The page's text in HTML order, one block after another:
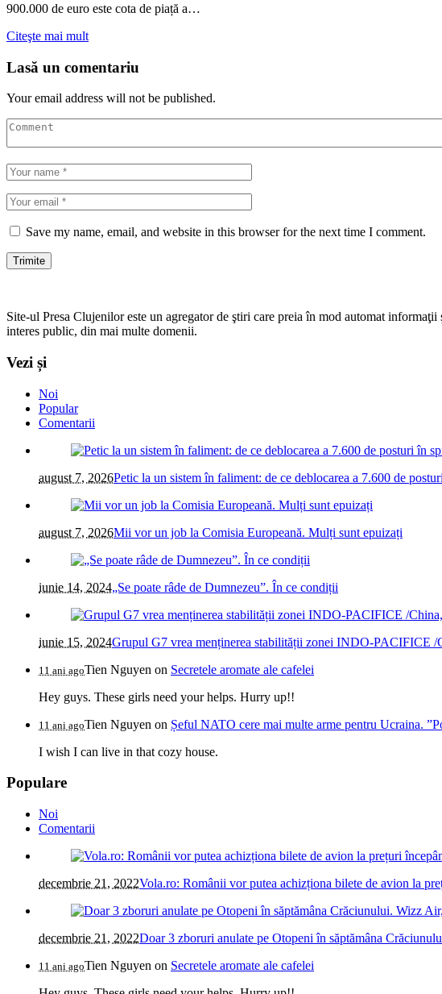
900.000 de euro este cota de piață a…
Citeşte mai mult
Lasă un comentariu
Your email address will not be published.
Save my name, email, and website in this browser for the next time I comment.
Site-ul Presa Clujenilor este un agregator de ştiri care preia în mod automat
interes public, din mai multe domenii.
Vezi și
Noi
Popular
Comentarii
august 7, 2026Petic la un sistem în faliment: de ce deblocarea a 7.600 de
august 7, 2026Mii vor un job la Comisia Europeană. Mulți sunt epuizați
iunie 14, 2024„Se poate râde de Dumnezeu”. În ce condiții
iunie 15, 2024Grupul G7 vrea menținerea stabilității zonei INDO-PACIFICE /
11 ani agoTien Nguyen on Secretele aromate ale cafelei
Hey guys. These girls need your helps. Hurry up!!
11 ani agoTien Nguyen on Șeful NATO cere mai multe arme pentru Ucraina.
I wish I can live in that cozy house.
Populare
Noi
Comentarii
decembrie 21, 2022Vola.ro: Românii vor putea achizționa bilete de avion la
decembrie 21, 2022Doar 3 zboruri anulate pe Otopeni în săptămâna
11 ani agoTien Nguyen on Secretele aromate ale cafelei